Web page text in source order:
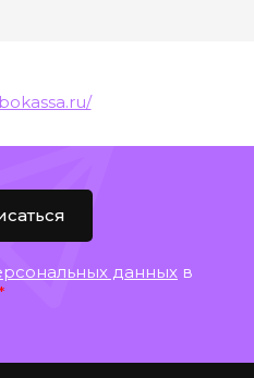
данных в